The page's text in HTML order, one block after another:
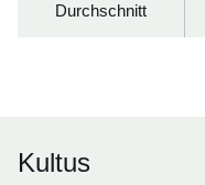
Durchschnitt
Kultus